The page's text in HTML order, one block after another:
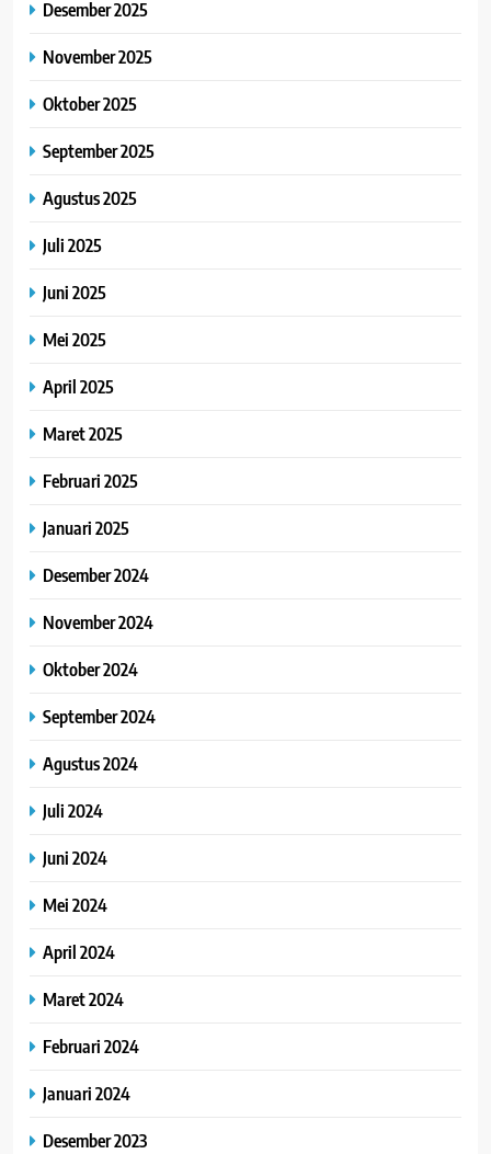
Desember 2025
November 2025
Oktober 2025
September 2025
Agustus 2025
Juli 2025
Juni 2025
Mei 2025
April 2025
Maret 2025
Februari 2025
Januari 2025
Desember 2024
November 2024
Oktober 2024
September 2024
Agustus 2024
Juli 2024
Juni 2024
Mei 2024
April 2024
Maret 2024
Februari 2024
Januari 2024
Desember 2023